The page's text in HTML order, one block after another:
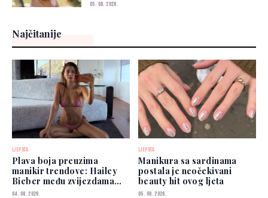
05. 08. 2026.
Najčitanije
LJEPOTA
Plava boja preuzima
manikir trendove: Hailey
Bieber među zvijezdama
koje je već nose
04. 08. 2026.
LJEPOTA
Manikura sa sardinama
postala je neočekivani
beauty hit ovog ljeta
05. 08. 2026.